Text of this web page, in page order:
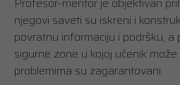
njegovi saveti su iskreni i
povratnu informaciju i podršku, a
sigurne zone u kojoj učenik
problemima su zagarantovani.